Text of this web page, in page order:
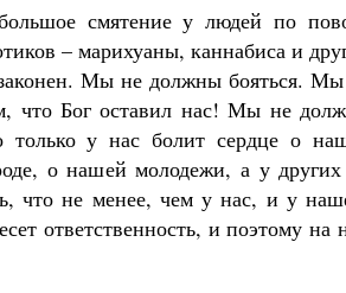
смятение у людей по
– марихуаны, каннабиса и
Мы не должны бояться.
что Бог оставил нас! Мы не
у нас болит сердце о
о нашей молодежи, а у
что не менее, чем у нас, и у
ответственность, и поэтому на